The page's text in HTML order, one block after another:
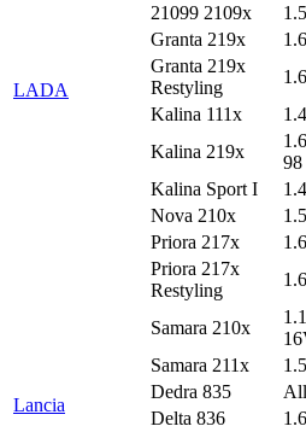
LADA
21099 2109x
Granta 219x
Granta 219x
Restyling
Kalina 111x
Kalina 219x
98
Kalina Sport I
Nova 210x
Priora 217x
Priora 217x
Restyling
Samara 210x
Samara 211x
Lancia
Dedra 835
Delta 836